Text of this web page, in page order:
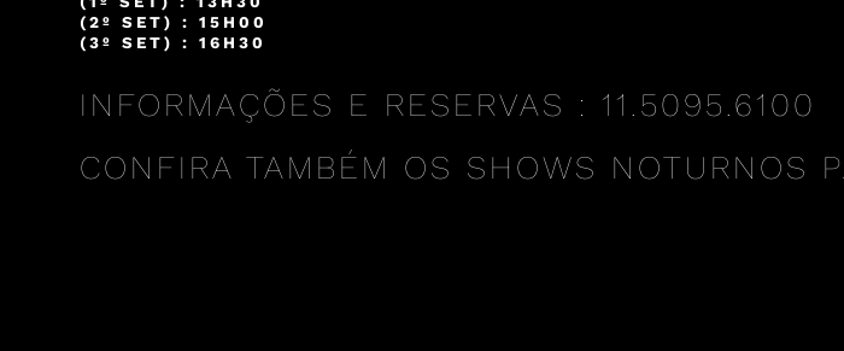
(2º SET) : 15H00
(3º SET) : 16H30
INFORMAÇÕES E RESERVAS : 11.5095.6100
CONFIRA TAMBÉM OS SHOWS NOTURNOS